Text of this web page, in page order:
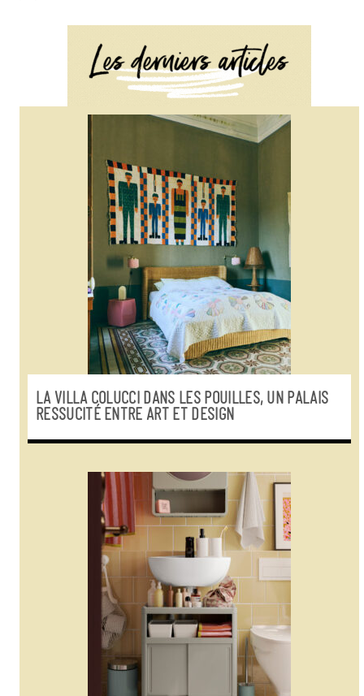
LA VILLA COLUCCI DANS LES POUILLES, UN PALAIS
RESSUCITÉ ENTRE ART ET DESIGN